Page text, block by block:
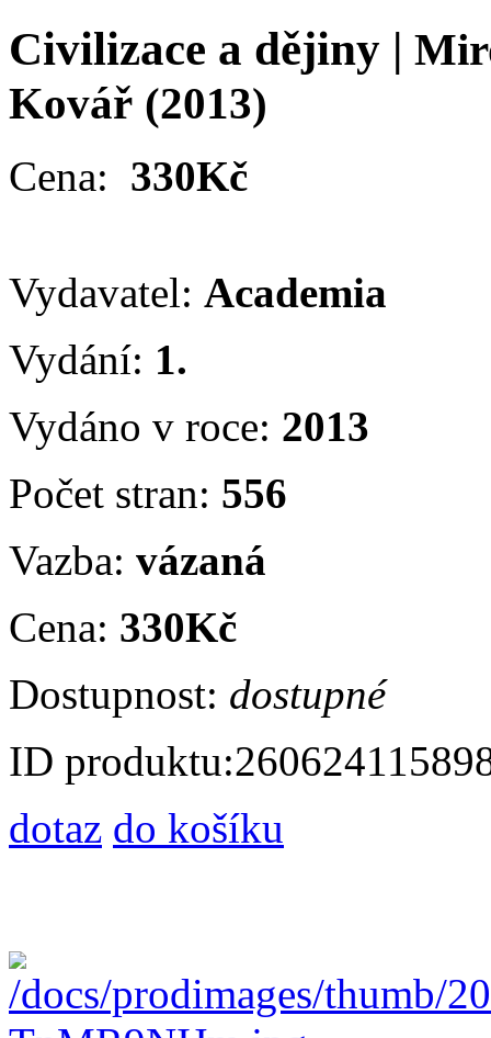
Civilizace a dějiny |
Kovář (2013)
Cena: 330Kč
Vydavatel: Academia
Vydání: 1.
Vydáno v roce: 2013
Počet stran: 556
Vazba: vázaná
Cena: 330Kč
Dostupnost: dostupné
ID produktu:
dotaz do košíku